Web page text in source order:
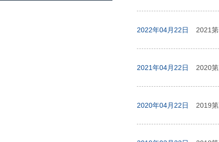
2022年04月22日 2021
2021年04月22日 2020
2020年04月22日 2019